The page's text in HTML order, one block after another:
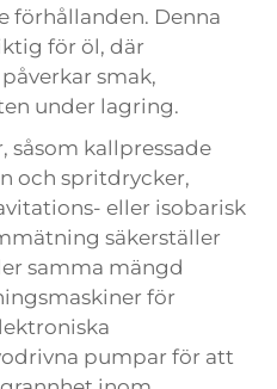
förhållanden. Denna
för öl, där
smak,
under lagring.
såsom kallpressade
och spritdrycker,
eller isobarisk
säkerställer
samma mängd
för
pumpar för att